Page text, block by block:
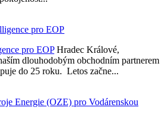
pro EOPHradec Králové,
dlouhodobým obchodním partnerem
do 25 roku. Letos začne...